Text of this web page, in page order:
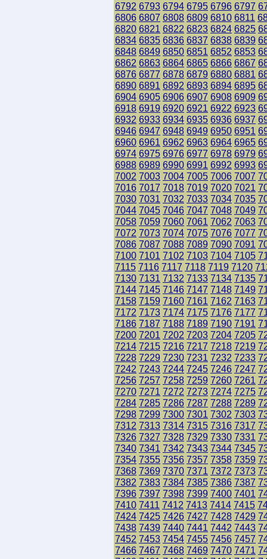
6792 6793 6794 6795 6796 6797
6806 6807 6808 6809 6810 6811
6820 6821 6822 6823 6824 6825
6834 6835 6836 6837 6838 6839
6848 6849 6850 6851 6852 6853
6862 6863 6864 6865 6866 6867
6876 6877 6878 6879 6880 6881
6890 6891 6892 6893 6894 6895
6904 6905 6906 6907 6908 6909
6918 6919 6920 6921 6922 6923
6932 6933 6934 6935 6936 6937
6946 6947 6948 6949 6950 6951
6960 6961 6962 6963 6964 6965
6974 6975 6976 6977 6978 6979
6988 6989 6990 6991 6992 6993
7002 7003 7004 7005 7006 7007
7016 7017 7018 7019 7020 7021
7030 7031 7032 7033 7034 7035
7044 7045 7046 7047 7048 7049
7058 7059 7060 7061 7062 7063
7072 7073 7074 7075 7076 7077
7086 7087 7088 7089 7090 7091
7100 7101 7102 7103 7104 7105
7115 7116 7117 7118 7119 7120
7130 7131 7132 7133 7134 7135
7144 7145 7146 7147 7148 7149
7158 7159 7160 7161 7162 7163
7172 7173 7174 7175 7176 7177
7186 7187 7188 7189 7190 7191
7200 7201 7202 7203 7204 7205
7214 7215 7216 7217 7218 7219
7228 7229 7230 7231 7232 7233
7242 7243 7244 7245 7246 7247
7256 7257 7258 7259 7260 7261
7270 7271 7272 7273 7274 7275
7284 7285 7286 7287 7288 7289
7298 7299 7300 7301 7302 7303
7312 7313 7314 7315 7316 7317
7326 7327 7328 7329 7330 7331
7340 7341 7342 7343 7344 7345
7354 7355 7356 7357 7358 7359
7368 7369 7370 7371 7372 7373
7382 7383 7384 7385 7386 7387
7396 7397 7398 7399 7400 7401
7410 7411 7412 7413 7414 7415
7424 7425 7426 7427 7428 7429
7438 7439 7440 7441 7442 7443
7452 7453 7454 7455 7456 7457
7466 7467 7468 7469 7470 7471